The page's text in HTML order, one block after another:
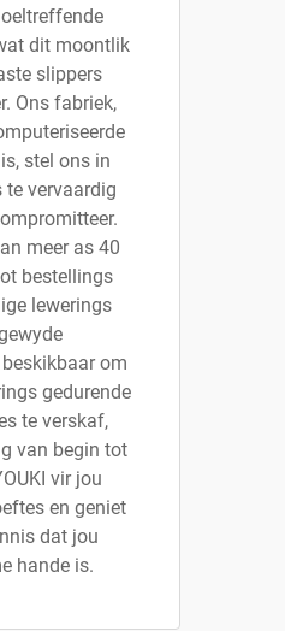
dit moontlik
slippers
Ons fabriek,
stel ons in
vervaardig
meer as 40
bestellings
lewerings
om
gedurende
te verskaf,
van begin tot
vir jou
en geniet
dat jou
hande is.